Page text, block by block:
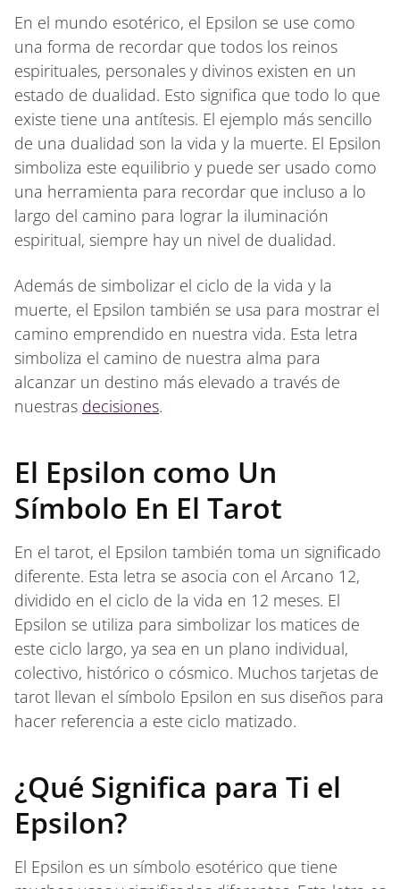
En el mundo esotérico, el Epsilon se use como
una forma de recordar que todos los reinos
espirituales, personales y divinos existen en un
estado de dualidad. Esto significa que todo lo que
existe tiene una antítesis. El ejemplo más sencillo
de una dualidad son la vida y la muerte. El Epsilon
simboliza este equilibrio y puede ser usado como
una herramienta para recordar que incluso a lo
largo del camino para lograr la iluminación
espiritual, siempre hay un nivel de dualidad.
Además de simbolizar el ciclo de la vida y la
muerte, el Epsilon también se usa para mostrar el
camino emprendido en nuestra vida. Esta letra
simboliza el camino de nuestra alma para
alcanzar un destino más elevado a través de
nuestras decisiones.
El Epsilon como Un
Símbolo En El Tarot
En el tarot, el Epsilon también toma un significado
diferente. Esta letra se asocia con el Arcano 12,
dividido en el ciclo de la vida en 12 meses. El
Epsilon se utiliza para simbolizar los matices de
este ciclo largo, ya sea en un plano individual,
colectivo, histórico o cósmico. Muchos tarjetas de
tarot llevan el símbolo Epsilon en sus diseños para
hacer referencia a este ciclo matizado.
¿Qué Significa para Ti el
Epsilon?
El Epsilon es un símbolo esotérico que tiene